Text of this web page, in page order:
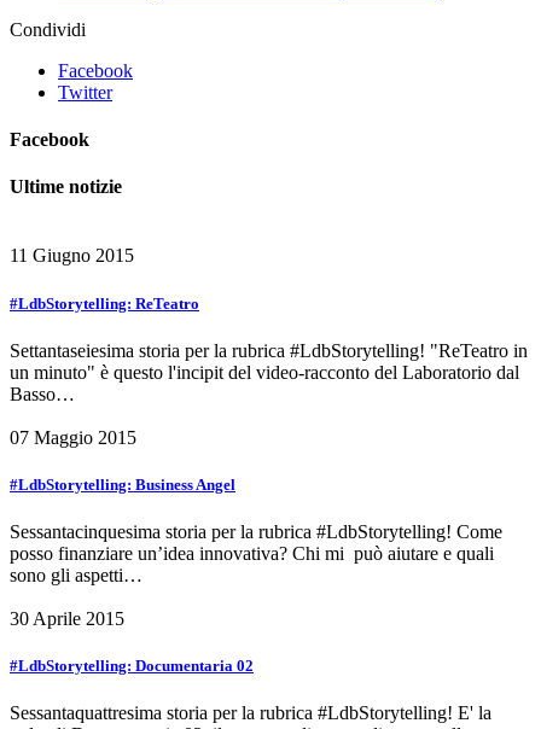
Condividi
Facebook
Twitter
Facebook
Ultime notizie
11 Giugno 2015
#LdbStorytelling: ReTeatro
Settantaseiesima storia per la rubrica #LdbStorytelling! "ReTeatro in
un minuto" è questo l'incipit del video-racconto del Laboratorio dal
Basso…
07 Maggio 2015
#LdbStorytelling: Business Angel
Sessantacinquesima storia per la rubrica #LdbStorytelling! Come
posso finanziare un’idea innovativa? Chi mi può aiutare e quali
sono gli aspetti…
30 Aprile 2015
#LdbStorytelling: Documentaria 02
Sessantaquattresima storia per la rubrica #LdbStorytelling! E' la